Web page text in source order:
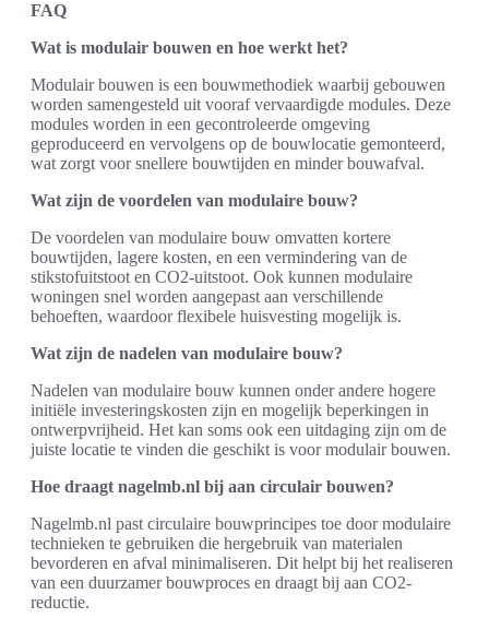
FAQ
Wat is modulair bouwen en hoe werkt het?
Modulair bouwen is een bouwmethodiek waarbij gebouwen
worden samengesteld uit vooraf vervaardigde modules. Deze
modules worden in een gecontroleerde omgeving
geproduceerd en vervolgens op de bouwlocatie gemonteerd,
wat zorgt voor snellere bouwtijden en minder bouwafval.
Wat zijn de voordelen van modulaire bouw?
De voordelen van modulaire bouw omvatten kortere
bouwtijden, lagere kosten, en een vermindering van de
stikstofuitstoot en CO2-uitstoot. Ook kunnen modulaire
woningen snel worden aangepast aan verschillende
behoeften, waardoor flexibele huisvesting mogelijk is.
Wat zijn de nadelen van modulaire bouw?
Nadelen van modulaire bouw kunnen onder andere hogere
initiële investeringskosten zijn en mogelijk beperkingen in
ontwerpvrijheid. Het kan soms ook een uitdaging zijn om de
juiste locatie te vinden die geschikt is voor modulair bouwen.
Hoe draagt nagelmb.nl bij aan circulair bouwen?
Nagelmb.nl past circulaire bouwprincipes toe door modulaire
technieken te gebruiken die hergebruik van materialen
bevorderen en afval minimaliseren. Dit helpt bij het realiseren
van een duurzamer bouwproces en draagt bij aan CO2-
reductie.